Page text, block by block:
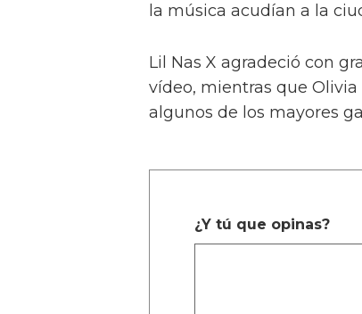
la música acudían a la
Lil Nas X agradeció con
vídeo, mientras que
algunos de los mayores
¿Y tú que opinas?